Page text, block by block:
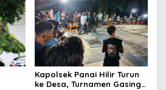
Semangat Kebangsaan
Kapolsek Panai Hilir Turun
ke Desa, Turnamen Gasing